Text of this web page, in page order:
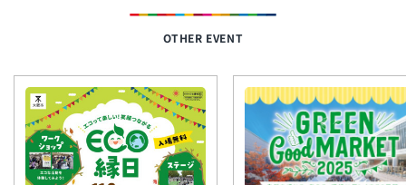
OTHER EVENT